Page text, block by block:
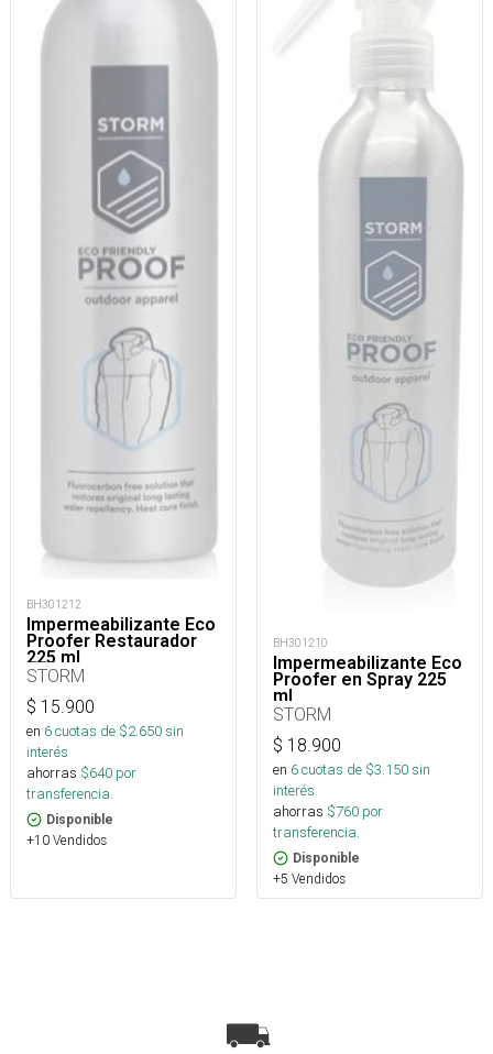
BH301212
Impermeabilizante Eco
Proofer Restaurador
225 ml
STORM
$ 15.900
en 6cuotas de $2.650sin
interés
ahorras $640 por
transferencia.
Disponible
+10 Vendidos
BH301210
Impermeabilizante Eco
Proofer en Spray 225
ml
STORM
$ 18.900
en 6cuotas de $3.150sin
interés
ahorras $760 por
transferencia.
Disponible
+5 Vendidos